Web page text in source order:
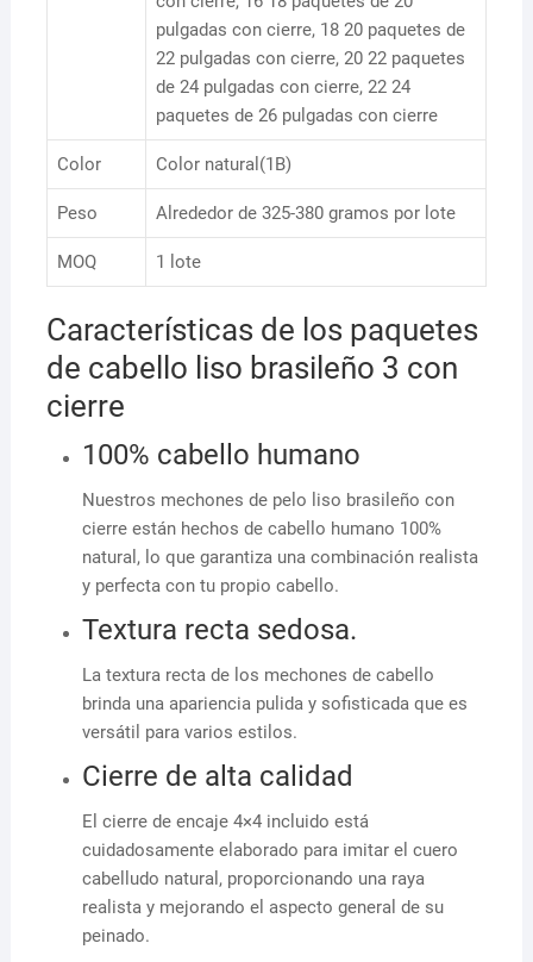
pulgadas con cierre, 18 20 paquetes de
22 pulgadas con cierre, 20 22 paquetes
de 24 pulgadas con cierre, 22 24
paquetes de 26 pulgadas con cierre
Color Color natural(1B)
Peso Alrededor de 325-380 gramos por lote
MOQ 1 lote
Características de los paquetes
de cabello liso brasileño 3 con
cierre
100% cabello humano
Nuestros mechones de pelo liso brasileño con
cierre están hechos de cabello humano 100%
natural, lo que garantiza una combinación realista
y perfecta con tu propio cabello.
Textura recta sedosa.
La textura recta de los mechones de cabello
brinda una apariencia pulida y sofisticada que es
versátil para varios estilos.
Cierre de alta calidad
El cierre de encaje 4×4 incluido está
cuidadosamente elaborado para imitar el cuero
cabelludo natural, proporcionando una raya
realista y mejorando el aspecto general de su
peinado.